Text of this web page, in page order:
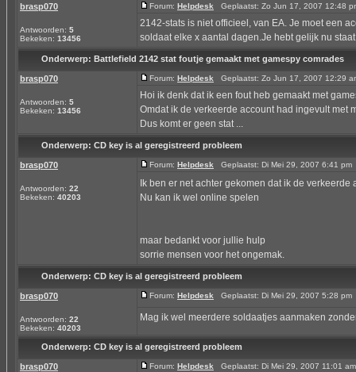
brasp070
Antwoorden: 5
Bekeken: 13456
Forum: Helpdesk Geplaatst: Zo Jun 17, 2007 12:48
2142-stats is niet officieel, van EA. Je moet een
soldaat elke x aantal dagen.Je hebt gelijk nu
Onderwerp: Battlefield 2142 stat foutje gemaakt met gamespy comrades
brasp070
Antwoorden: 5
Bekeken: 13456
Forum: Helpdesk Geplaatst: Zo Jun 17, 2007 12:29
Hoi ik denk dat ik een fout heb gemaakt met
Omdat ik de verkeerde account had ingevult met
Dus komt er geen stat ...
Onderwerp: CD key is al geregistreerd probleem
brasp070
Antwoorden: 22
Bekeken: 40203
Forum: Helpdesk Geplaatst: Di Mei 29, 2007 6:41
Ik ben er net achter gekomen dat ik de
Nu kan ik wel online spelen
maar bedankt voor jullie hulp
sorrie mensen voor het ongemak.
Onderwerp: CD key is al geregistreerd probleem
brasp070
Antwoorden: 22
Bekeken: 40203
Forum: Helpdesk Geplaatst: Di Mei 29, 2007 5:28
Mag ik wel meerdere soldaatjes aanmaken
Onderwerp: CD key is al geregistreerd probleem
brasp070 Forum: Helpdesk Geplaatst: Di Mei 29, 2007 11:01